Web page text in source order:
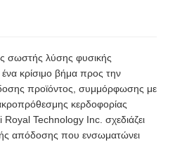
σωστής λύσης φυσικής
κρίσιμο βήμα προς την
προϊόντος, συμμόρφωσης με
κερδοφορίας
Technology Inc. σχεδιάζει
απόδοσης που ενσωματώνει